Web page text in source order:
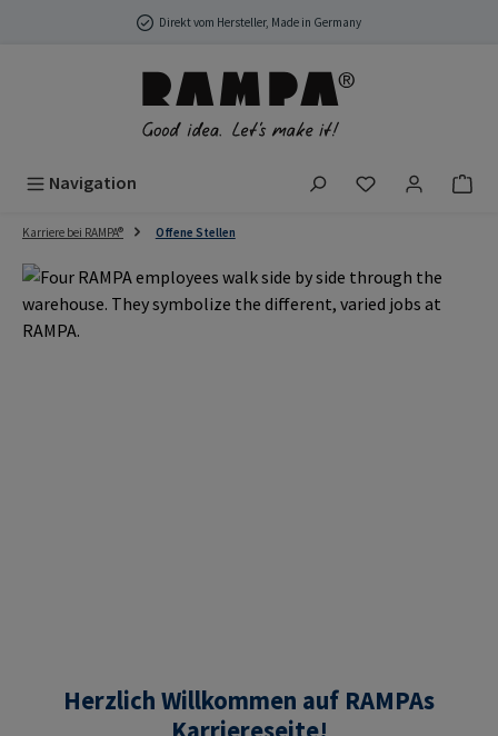
Zum Hauptinhalt springenDirekt vom Hersteller, Made in Germany
Navigation Du hast 0
Karriere bei RAMPA® Offene Stellen
Herzlich Willkommen auf RAMPAs